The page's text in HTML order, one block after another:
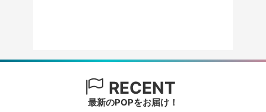
RECENT
最新のPOPをお届け！